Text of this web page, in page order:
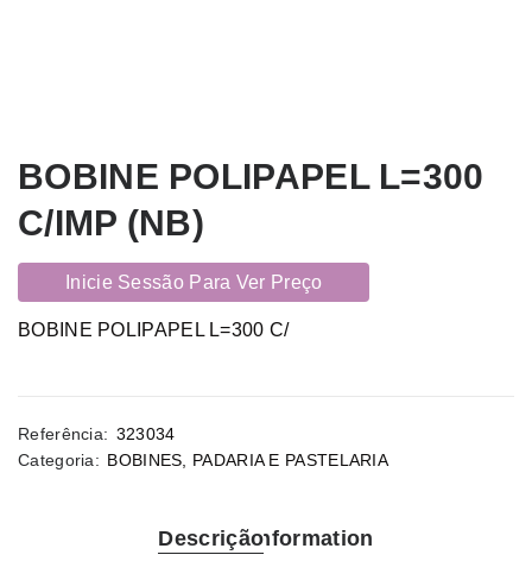
BOBINE POLIPAPEL L=300
C/IMP (NB)
Inicie Sessão Para Ver Preço
BOBINE POLIPAPEL L=300 C/
Referência: 323034
Categoria: BOBINES PADARIA E PASTELARIA
DescriçãoInformation